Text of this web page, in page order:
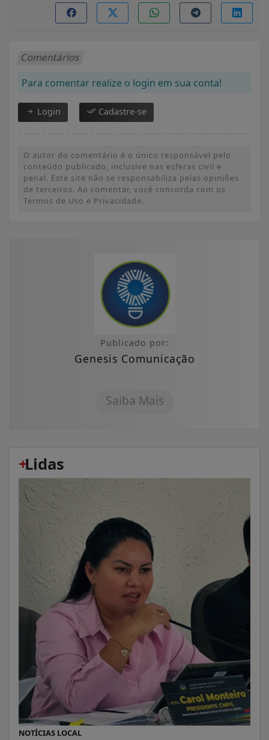
Comentários
Para comentar realize o login em sua conta!
Login Cadastre-se
O autor do comentário é o único responsável pelo
conteúdo publicado, inclusive nas esferas civil e
penal. Este site não se responsabiliza pelas opiniões
de terceiros. Ao comentar, você concorda com os
Termos de Uso e Privacidade.
Publicado por:
Genesis Comunicação
Saiba Mais
+
Lidas
NOTÍCIAS LOCAL